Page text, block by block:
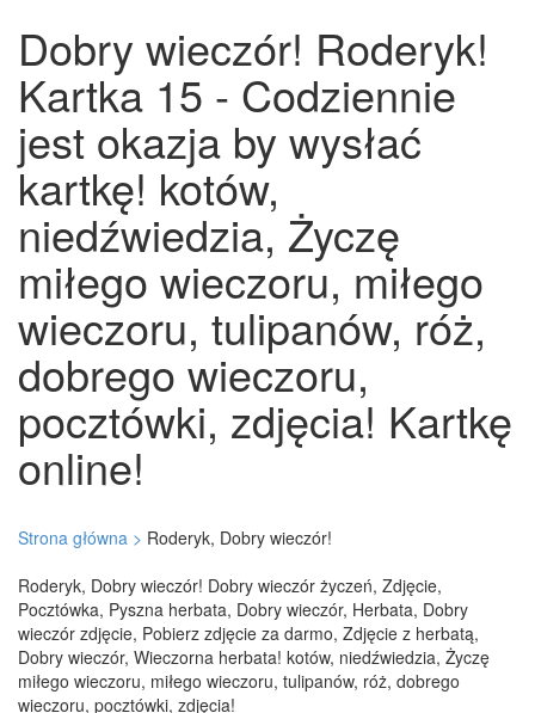
Dobry wieczór! Roderyk!
Kartka 15 - Codziennie
jest okazja by wysłać
kartkę! kotów,
niedźwiedzia, Życzę
miłego wieczoru, miłego
wieczoru, tulipanów, róż,
dobrego wieczoru,
pocztówki, zdjęcia! Kartkę
online!
Strona główna > Roderyk, Dobry wieczór!
Roderyk, Dobry wieczór! Dobry wieczór życzeń, Zdjęcie,
Pocztówka, Pyszna herbata, Dobry wieczór, Herbata, Dobry
wieczór zdjęcie, Pobierz zdjęcie za darmo, Zdjęcie z herbatą,
Dobry wieczór, Wieczorna herbata! kotów, niedźwiedzia, Życzę
miłego wieczoru, miłego wieczoru, tulipanów, róż, dobrego
wieczoru, pocztówki, zdjęcia!